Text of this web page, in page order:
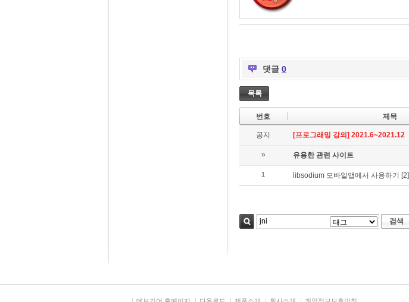
댓글 0
목록
번호 제목
공지 [프로그래밍 강의] 2021.6~2021.12
» 유용한 관련 사이트
1 libsodium 모바일앱에서 사용하기 [2]
검색